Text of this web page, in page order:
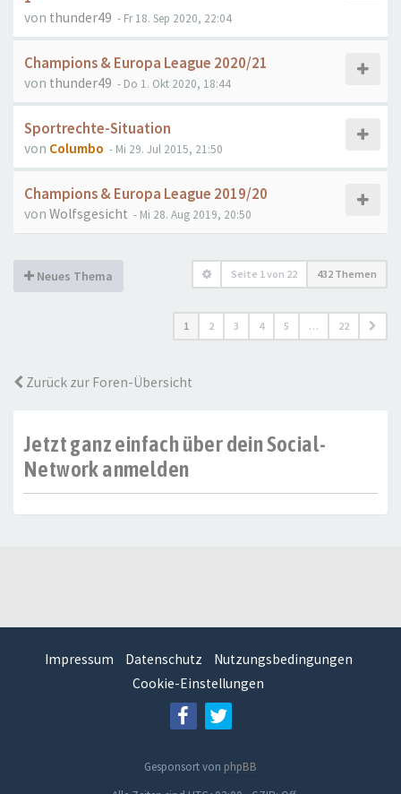
von thunder49 - Fr 18. Sep 2020, 22:04
Champions & Europa League 2020/21
von thunder49 - Do 1. Okt 2020, 18:44
Sportrechte-Situation
von Columbo - Mi 29. Jul 2015, 21:50
Champions & Europa League 2019/20
von Wolfsgesicht - Mi 28. Aug 2019, 20:50
Neues Thema Seite 1von 22 432 Themen
1 2 3 4 5 … 22
Zurück zur Foren-Übersicht
Jetzt ganz einfach über dein Social-
Network anmelden
Impressum Datenschutz
Nutzungsbedingungen
Cookie-Einstellungen
Gesponsort von phpBB